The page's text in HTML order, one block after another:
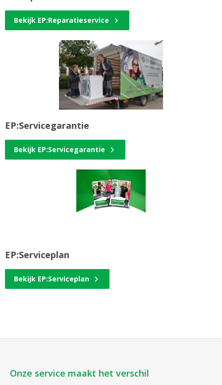
Bekijk EP:Reparatieservice
EP:Servicegarantie
Bekijk EP:Servicegarantie
EP:Serviceplan
Bekijk EP:Serviceplan
Onze service maakt het verschil